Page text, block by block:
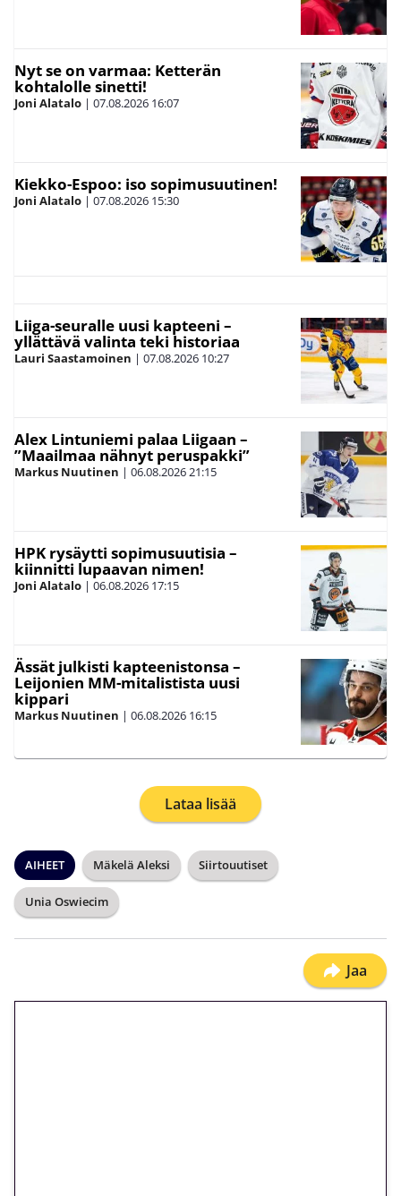
Nyt se on varmaa: Ketterän
kohtalolle sinetti!
Joni Alatalo | 07.08.2026 16:07
Kiekko-Espoo: iso sopimusuutinen!
Joni Alatalo | 07.08.2026 15:30
Liiga-seuralle uusi kapteeni –
yllättävä valinta teki historiaa
Lauri Saastamoinen | 07.08.2026 10:27
Alex Lintuniemi palaa Liigaan –
”Maailmaa nähnyt peruspakki”
Markus Nuutinen | 06.08.202621:15
HPK rysäytti sopimusuutisia –
kiinnitti lupaavan nimen!
Joni Alatalo | 06.08.2026 17:15
Ässät julkisti kapteenistonsa –
Leijonien MM-mitalistista uusi
kippari
Markus Nuutinen | 06.08.2026 16:15
Lataa lisää
AIHEET Mäkelä Aleksi Siirtouutiset
Unia Oswiecim
Jaa